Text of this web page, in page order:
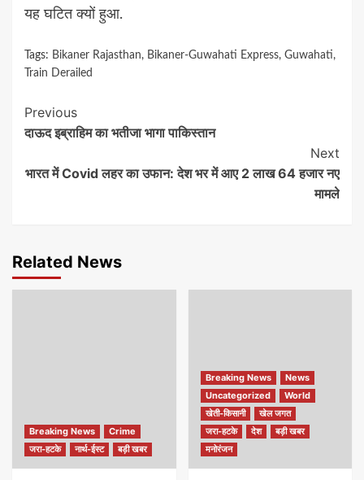
यह घटित क्यों हुआ.
Tags: Bikaner Rajasthan, Bikaner-Guwahati Express, Guwahati,
Train Derailed
Continue
Reading
Previous
दाऊद इब्राहिम का भतीजा भागा पाकिस्तान
Next
भारत में Covid लहर का उफान: देश भर में आए 2 लाख 64 हजार नए
मामले
Related News
Breaking News
Crime
जरा-हटके
नार्थ-ईस्ट बड़ी खबर
Breaking News
News
Uncategorized
World
खेती-किसानी
खेल जगत
जरा-हटके
देश
बड़ी खबर
मनोरंजन